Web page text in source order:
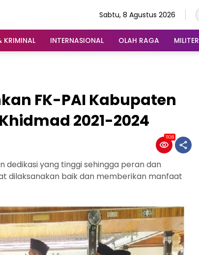
Sabtu, 8 Agustus 2026
KRIMINAL INTERNASIONAL OLAH RAGA MILITER
FK-PAI Kabupaten
2021-2024
1108
dedikasi yang tinggi sehingga peran dan
dilaksanakan baik dan memberikan manfaat